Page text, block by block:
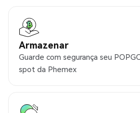
Armazenar
Guarde com segurança seu
spot da Phemex